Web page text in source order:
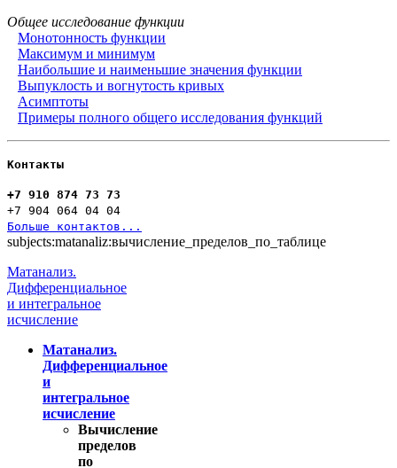
Общее исследование функции
Монотонность функции
Максимум и минимум
Наибольшие и наименьшие значения функции
Выпуклость и вогнутость кривых
Асимптоты
Примеры полного общего исследования функций
Контакты
+7 910 874 73 73
+7 904 064 04 04
Больше контактов...
subjects:matanaliz:вычисление_пределов_по_таблице
Матанализ.
Дифференциальное
и интегральное
исчисление
Матанализ.
Дифференциальное
и
интегральное
исчисление
Вычисление
пределов
по